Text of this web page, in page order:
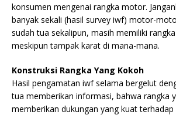
konsumen mengenai rangka motor.
banyak sekali (hasil survey iwf) motor-
sudah tua sekalipun, masih memiliki
meskipun tampak karat di mana-mana.
Konstruksi Rangka Yang Kokoh
Hasil pengamatan iwf selama bergelut
tua memberikan informasi, bahwa rangka
memberikan dukungan yang kuat